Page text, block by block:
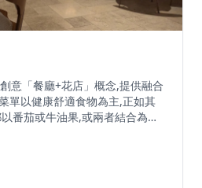
意「餐廳+花店」概念,提供融合
單以健康舒適食物為主,正如其
番茄或牛油果,或兩者結合為特
期一至日上午11時30分至晚上
出口約5分鐘步行路程。餐廳